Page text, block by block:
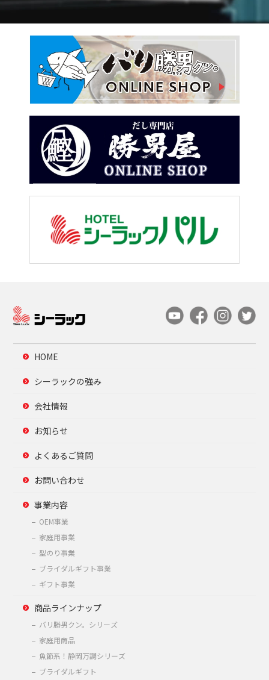
HOME
シーラックの強み
会社情報
お知らせ
よくあるご質問
お問い合わせ
事業内容
OEM事業
家庭用事業
型のり事業
ブライダルギフト事業
ギフト事業
商品ラインナップ
バリ勝男クン。シリーズ
家庭用商品
魚節系！静岡万調シリーズ
ブライダルギフト